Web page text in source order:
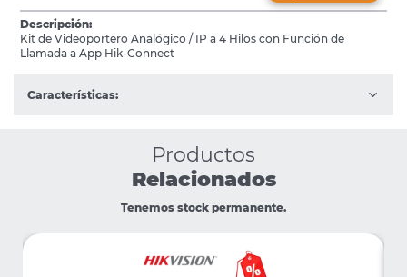
Descripción:
Kit de Videoportero Analógico / IP a 4 Hilos con Función de
Llamada a App Hik-Connect
Características:
Productos
Relacionados
Tenemos stock permanente.